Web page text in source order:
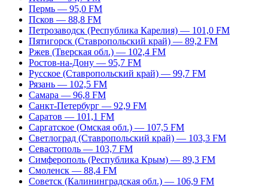
Пермь — 95,0 FM
Псков — 88,8 FM
Петрозаводск (Республика Карелия) — 101,0 FM
Пятигорск (Ставропольский край) — 89,2 FM
Ржев (Тверская обл.) — 102,4 FM
Ростов-на-Дону — 95,7 FM
Русское (Ставропольский край) — 99,7 FM
Рязань — 102,5 FM
Самара — 96,8 FM
Санкт-Петербург — 92,9 FM
Саратов — 101,1 FM
Саргатское (Омская обл.) — 107,5 FM
Светлоград (Ставропольский край) — 103,3 FM
Севастополь — 103,7 FM
Симферополь (Республика Крым) — 89,3 FM
Смоленск — 88,4 FM
Советск (Калининградская обл.) — 106,9 FM